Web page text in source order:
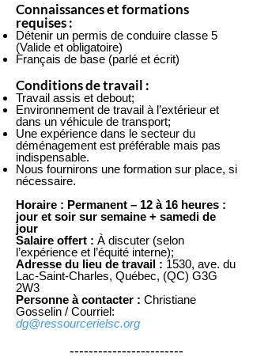
Connaissances et formations
requises :
Détenir un permis de conduire classe 5
(Valide et obligatoire)
Français de base (parlé et écrit)
Conditions de travail :
Travail assis et debout;
Environnement de travail à l’extérieur et
dans un véhicule de transport;
Une expérience dans le secteur du
déménagement est préférable mais pas
indispensable.
Nous fournirons une formation sur place, si
nécessaire.
Horaire : Permanent – 12 à 16 heures :
jour et soir sur semaine + samedi de
jour
Salaire offert : À discuter (selon
l’expérience et l’équité interne);
Adresse du lieu de travail : 1530, ave. du
Lac-Saint-Charles, Québec, (QC) G3G
2W3
Personne à contacter : Christiane
Gosselin / Courriel:
dg@ressourcerielsc.org
------------------------